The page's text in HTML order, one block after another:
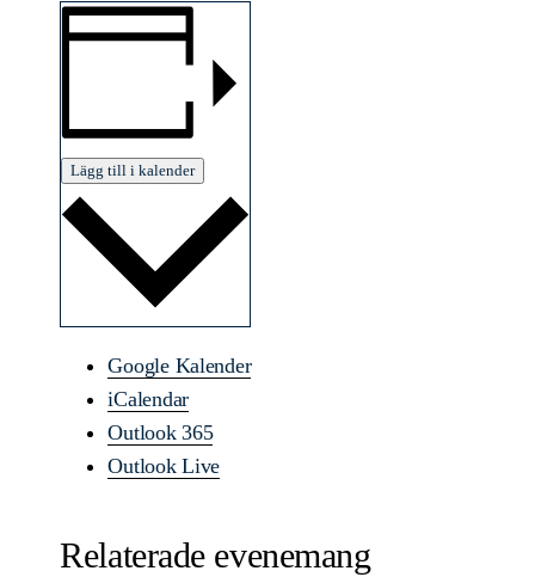
Lägg till i kalender
Google Kalender
iCalendar
Outlook 365
Outlook Live
Relaterade evenemang